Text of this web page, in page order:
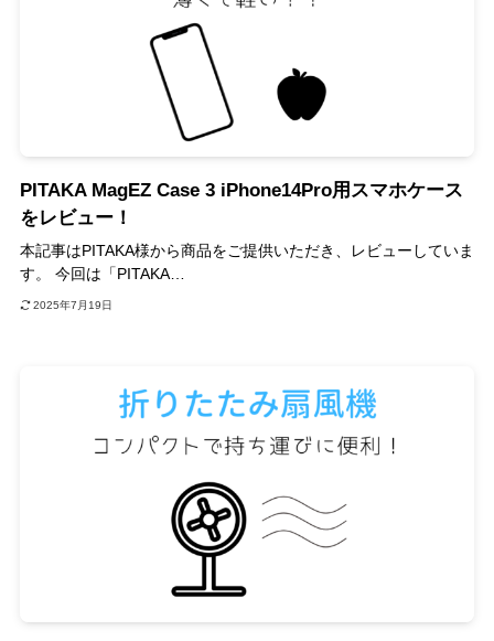
PITAKA MagEZ Case 3 iPhone14Pro用スマホケース
をレビュー！
本記事はPITAKA様から商品をご提供いただき、レビューしていま
す。 今回は「PITAKA…
2025年7月19日